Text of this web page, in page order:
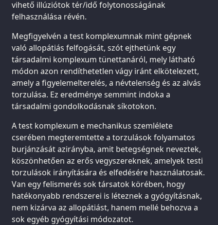
vihető illúziótok tér/idő folytonosságának
felhasználása révén.
Megfigyelvén a test komplexumnak mint gépnek
való allopátiás felfogását, szót ejthetünk egy
társadalmi komplexum tünettanáról, mely látható
módon azon rendíthetetlen vágy iránt elkötelezett,
amely a figyelemelterelés, a névtelenség és az alvás
torzulása. Ez eredménye semmint indoka a
társadalmi gondolkodásnak síkotokon.
A test komplexum e mechanikus szemlélete
cserében megteremtette a torzulások folyamatos
burjánzását azirányba, amit betegségnek neveztek,
köszönhetően az erős vegyszereknek, amelyek testi
torzulások irányítására és elfedésére használatosak.
Van egy felismerés sok társatok körében, hogy
hatékonyabb rendszerei is léteznek a gyógyításnak,
nem kizárva az allopátiást, hanem mellé behozva a
sok egyéb gyógyítási módozatot.